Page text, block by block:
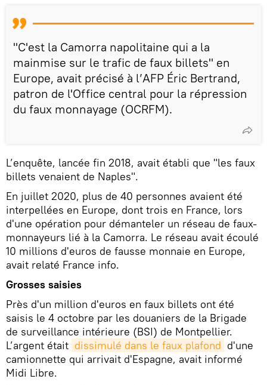
"C'est la Camorra napolitaine qui a la
mainmise sur le trafic de faux billets" en
Europe, avait précisé à l’AFP Éric Bertrand,
patron de l'Office central pour la répression
du faux monnayage (OCRFM).
L’enquête, lancée fin 2018, avait établi que "les faux
billets venaient de Naples".
En juillet 2020, plus de 40 personnes avaient été
interpellées en Europe, dont trois en France, lors
d'une opération pour démanteler un réseau de faux-
monnayeurs lié à la Camorra. Le réseau avait écoulé
10 millions d'euros de fausse monnaie en Europe,
avait relaté France info.
Grosses saisies
Près d'un million d'euros en faux billets ont été
saisis le 4 octobre par les douaniers de la Brigade
de surveillance intérieure (BSI) de Montpellier.
L’argent était dissimulé dans le faux plafond d'une
camionnette qui arrivait d'Espagne, avait informé
Midi Libre.